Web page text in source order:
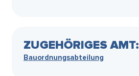
ZUGEHÖRIGES AMT:
Bauordnungsabteilung